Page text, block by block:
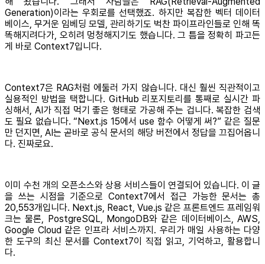
Generation)이라는 우회로를 선택했죠. 하지만 복잡한 벡터 데이터
베이스, 무거운 임베딩 모델, 관리하기도 벅찬 파이프라인들로 인해 똑
똑해지려다가, 오히려 멍청해지기도 했습니다. 그 틈을 정확히 파고든
게 바로 Context7입니다.
Context7은 RAG처럼 에둘러 가지 않습니다. 대신 훨씬 직관적이고
실용적인 방법을 택합니다. GitHub 리포지토리를 통째로 실시간 파
싱해서, AI가 직접 먹기 좋은 형태로 가공해 주는 겁니다. 복잡한 검색
도 필요 없습니다. “Next.js 15에서 use 함수 어떻게 써?” 같은 질문
만 던지면, AI는 곧바로 공식 문서의 해당 버전에서 정답을 끄집어옵니
다. 진짜로요.
이미 수천 개의 오픈소스와 상용 서비스들이 연결되어 있습니다. 이 글
을 쓰는 시점을 기준으로 Context7에서 접근 가능한 문서는 총
20,553개입니다. Next.js, React, Vue.js 같은 프론트엔드 프레임워
크는 물론, PostgreSQL, MongoDB와 같은 데이터베이스, AWS,
Google Cloud 같은 인프라 서비스까지. 우리가 매일 사용하는 다양
한 도구의 최신 문서를 Context7이 직접 읽고, 기억하고, 활용합니
다.